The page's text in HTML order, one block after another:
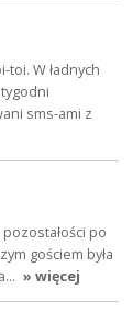
toi. W ładnych
sms-ami z
pozostałości po
gościem była
» więcej